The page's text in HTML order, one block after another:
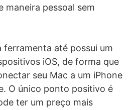
maneira pessoal sem
ferramenta até possui um
iOS, de forma que
seu Mac a um iPhone
O único ponto positivo é
ter um preço mais